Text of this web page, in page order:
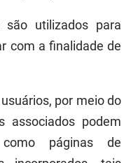
são utilizados para
com a finalidade de
por meio do
associados podem
páginas de